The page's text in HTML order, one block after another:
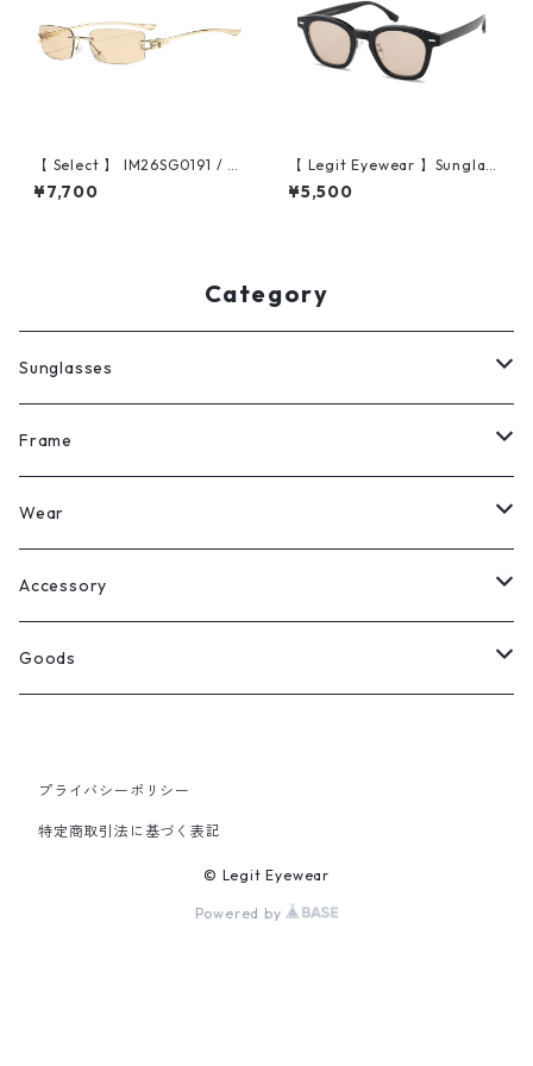
【 Select 】 IM26SG0191 / R
ectangle Rimless Sunglasse
s(Gold/Champagne)
¥7,700
【 Legit Eyewear 】Sunglas
ses Heizei (Black/Sand)
¥5,500
Category
Sunglasses
All
Legit Eyewear
Select
Frame
ボストン
ウェリントン
スクエア
ラウンド
Wear
All
Tee
Sewat
Accessory
Ring
Silver
Bracelet
Goods
Cap
プライバシーポリシー
特定商取引法に基づく表記
© Legit Eyewear
Powered by